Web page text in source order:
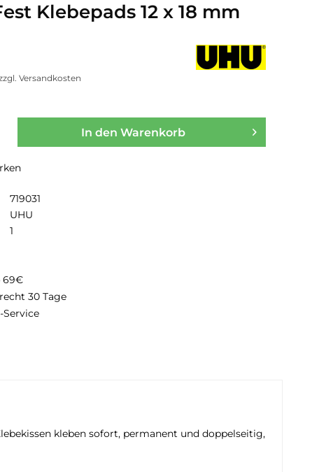
Klebepads 12 x 18 mm
Versandkosten
In den Warenkorb
719031
UHU
1
69€
30 Tage
Service
kleben sofort, permanent und doppelseitig,